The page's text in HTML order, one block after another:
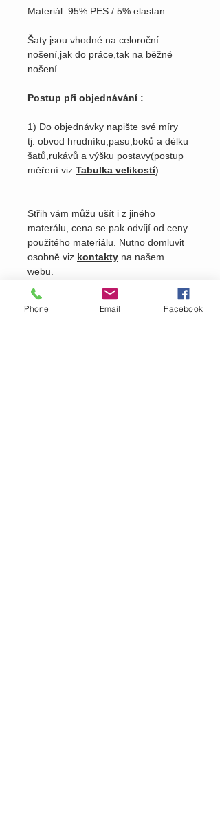
Materiál: 95% PES / 5% elastan
Šaty jsou vhodné na celoroční
nošení,jak do práce,tak na běžné
nošení.
Postup při objednávání :
1) Do objednávky napište své míry
tj. obvod hrudníku,pasu,boků a délku
šatů,rukávů a výšku postavy(postup
měření viz.Tabulka velikostí)
Střih vám můžu ušít i z jiného
materálu, cena se pak odvíjí od ceny
použitého materiálu. Nutno domluvit
osobně viz kontakty na našem
webu.
Phone Email Facebook